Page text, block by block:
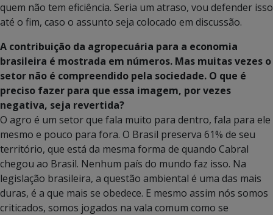
quem não tem eficiência. Seria um atraso, vou defender isso
até o fim, caso o assunto seja colocado em discussão.
A contribuição da agropecuária para a economia
brasileira é mostrada em números. Mas muitas vezes o
setor não é compreendido pela sociedade. O que é
preciso fazer para que essa imagem, por vezes
negativa, seja revertida?
O agro é um setor que fala muito para dentro, fala para ele
mesmo e pouco para fora. O Brasil preserva 61% de seu
território, que está da mesma forma de quando Cabral
chegou ao Brasil. Nenhum país do mundo faz isso. Na
legislação brasileira, a questão ambiental é uma das mais
duras, é a que mais se obedece. E mesmo assim nós somos
criticados, somos jogados na vala comum como se